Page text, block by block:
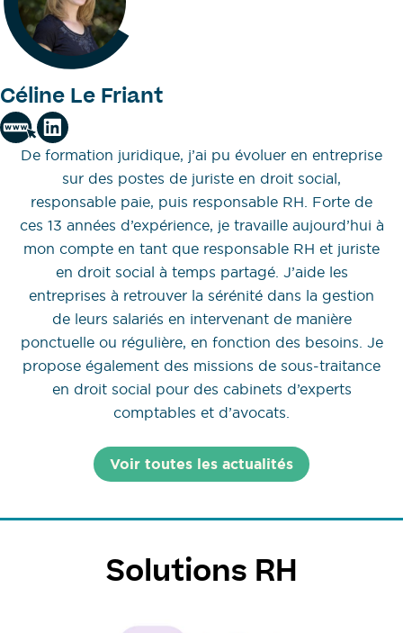
Céline Le Friant
De formation juridique, j’ai pu évoluer en entreprise
sur des postes de juriste en droit social,
responsable paie, puis responsable RH. Forte de
ces 13 années d’expérience, je travaille aujourd’hui à
mon compte en tant que responsable RH et juriste
en droit social à temps partagé. J’aide les
entreprises à retrouver la sérénité dans la gestion
de leurs salariés en intervenant de manière
ponctuelle ou régulière, en fonction des besoins. Je
propose également des missions de sous-traitance
en droit social pour des cabinets d’experts
comptables et d’avocats.
Voir toutes les actualités
Solutions RH